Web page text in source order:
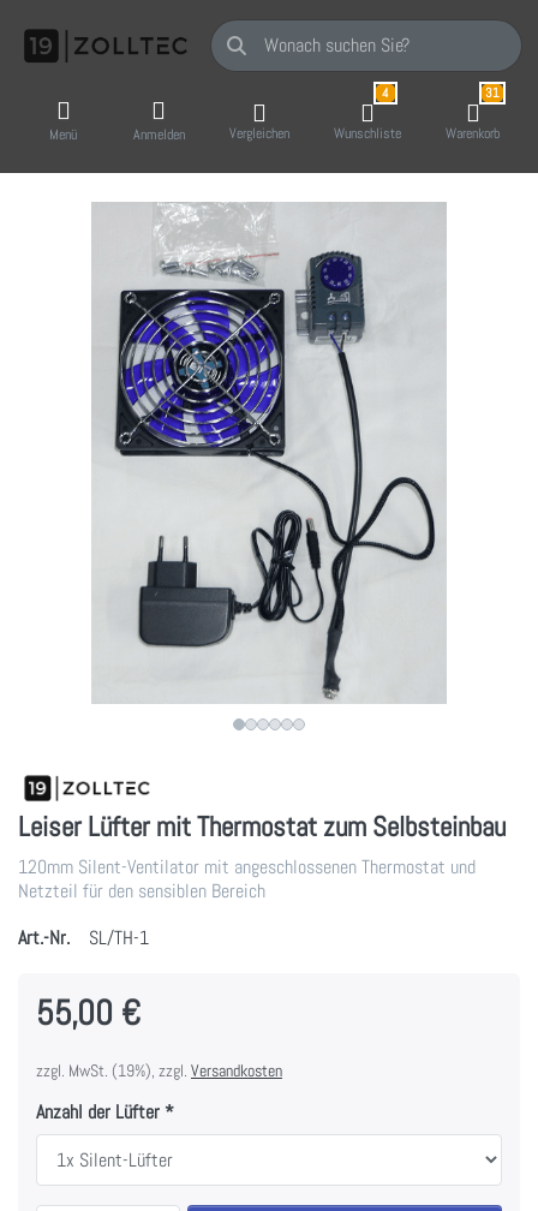
Geben Sie einen Suchbegriff ein. Während
Menü Anmelden Vergleichen
4
Wunschliste
31
Warenkorb
Leiser Lüfter mit Thermostat zum Selbsteinbau
120mm Silent-Ventilator mit angeschlossenen Thermostat und
Netzteil für den sensiblen Bereich
Art.-Nr.
SL/TH-1
55,00 €
zzgl. MwSt. (19%), zzgl. Versandkosten
Anzahl der Lüfter